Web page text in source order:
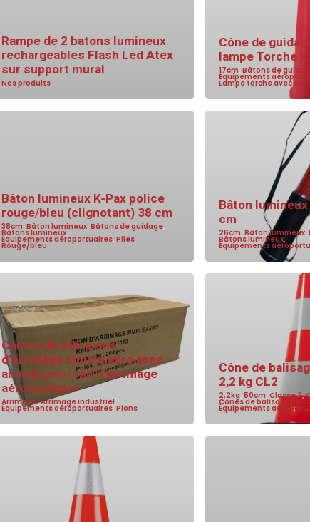
Rampe de 2 batons lumineux
rechargeables Flash Led Atex
sur support mural
Nos produits
Cône de
lampe Torche
17cm Bâtons de guidage
Équipements
Lampe torche avec cône
Bâton lumineux K-Pax police
rouge/bleu (clignotant) 38 cm
38cm Bâton lumineux, Bâtons de guidage,
Bâtons lumineux,
Équipements aéroportuaires, Piles,
Rouge/bleu
Bâton
cm
26cm Bâton lumineux,
Bâtons lumineux,
Équipements
Carton de 200 pions
d’arrimage simple aéro avec
anneau pour rail d’arrimage
aéronautique
Arrimage,Arrimage industriel
Équipements aéroportuaires,Pions
Cône de
2,2 kg CL2
2,2kg 50cm Classe 2,
Cônes de balisage
Équipements